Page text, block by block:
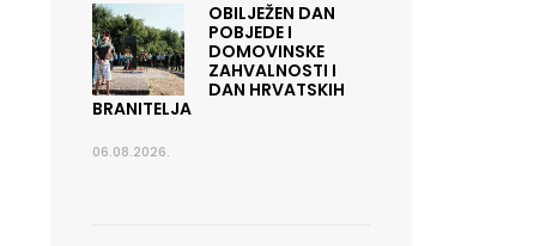
OBILJEŽEN DAN
POBJEDE I
DOMOVINSKE
ZAHVALNOSTI I
DAN HRVATSKIH
BRANITELJA
06.08.2026.